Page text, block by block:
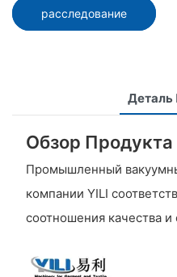
расследование
Деталь
Обзор Продукта
Промышленный
компании YILI
соотношения качества и